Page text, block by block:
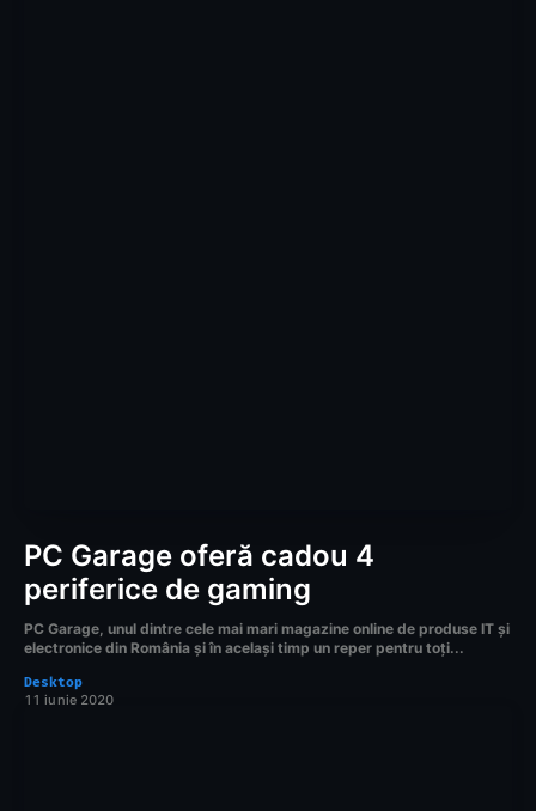
PC Garage oferă cadou 4
periferice de gaming
PC Garage, unul dintre cele mai mari magazine online de produse IT și
electronice din România și în același timp un reper pentru toți...
Desktop
11 iunie 2020